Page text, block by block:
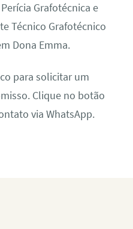
Grafotécnica e
Técnico Grafotécnico
Dona Emma.
para solicitar um
Clique no botão
via WhatsApp.